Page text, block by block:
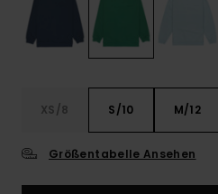
XS/8 S/10 M/12
Größentabelle Ansehen